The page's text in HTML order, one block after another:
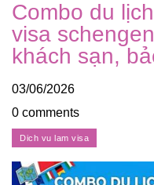
Combo du
visa
khách sạn,
03/06/2026
0 comments